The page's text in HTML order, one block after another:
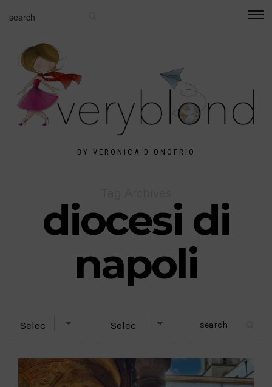
BY VERONICA D'ONOFRIO
diocesi di
napoli